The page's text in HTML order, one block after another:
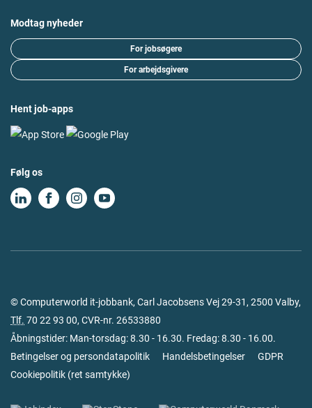
Modtag nyheder
For jobsøgere
For arbejdsgivere
Hent job-apps
Følg os
© Computerworld it-jobbank, Carl Jacobsens Vej 29-31, 2500 Valby,
Tlf. 70 22 93 00, CVR-nr. 26533880
Åbningstider: Man-torsdag: 8.30 - 16.30. Fredag: 8.30 - 16.00.
Betingelser og persondatapolitik
Handelsbetingelser
GDPR
Cookiepolitik (ret samtykke)